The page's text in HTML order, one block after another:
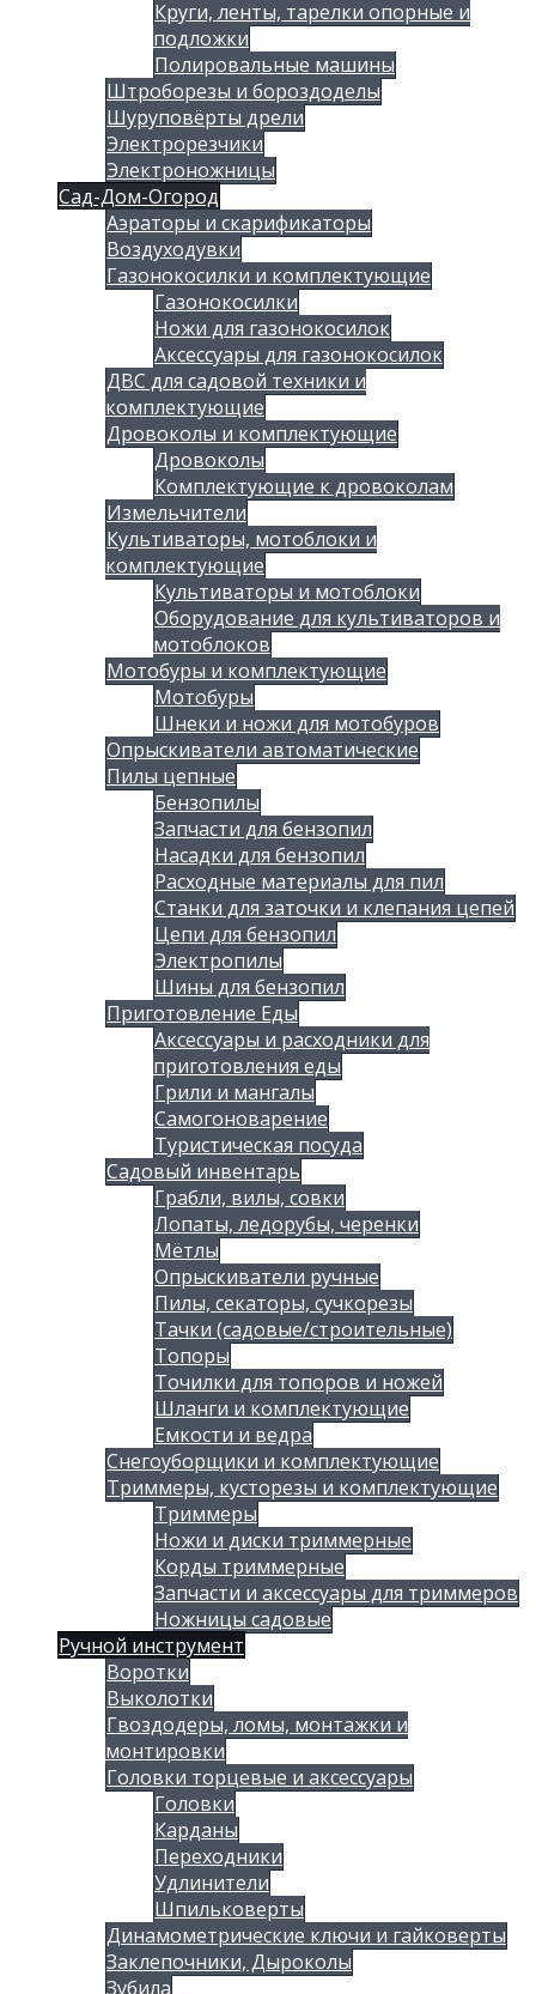
Круги, ленты, тарелки опорные и
подложки
Полировальные машины
Штроборезы и бороздоделы
Шуруповёрты дрели
Электрорезчики
Электроножницы
Сад-Дом-Огород
Аэраторы и скарификаторы
Воздуходувки
Газонокосилки и комплектующие
Газонокосилки
Ножи для газонокосилок
Аксессуары для газонокосилок
ДВС для садовой техники и
комплектующие
Дровоколы и комплектующие
Дровоколы
Комплектующие к дровоколам
Измельчители
Культиваторы, мотоблоки и
комплектующие
Культиваторы и мотоблоки
Оборудование для культиваторов и
мотоблоков
Мотобуры и комплектующие
Мотобуры
Шнеки и ножи для мотобуров
Опрыскиватели автоматические
Пилы цепные
Бензопилы
Запчасти для бензопил
Насадки для бензопил
Расходные материалы для пил
Станки для заточки и клепания цепей
Цепи для бензопил
Электропилы
Шины для бензопил
Приготовление Еды
Аксессуары и расходники для
приготовления еды
Грили и мангалы
Самогоноварение
Туристическая посуда
Садовый инвентарь
Грабли, вилы, совки
Лопаты, ледорубы, черенки
Мётлы
Опрыскиватели ручные
Пилы, секаторы, сучкорезы
Тачки (садовые/строительные)
Топоры
Точилки для топоров и ножей
Шланги и комплектующие
Емкости и ведра
Снегоуборщики и комплектующие
Триммеры, кусторезы и комплектующие
Триммеры
Ножи и диски триммерные
Корды триммерные
Запчасти и аксессуары для триммеров
Ножницы садовые
Ручной инструмент
Воротки
Выколотки
Гвоздодеры, ломы, монтажки и
монтировки
Головки торцевые и аксессуары
Головки
Карданы
Переходники
Удлинители
Шпильковерты
Динамометрические ключи и гайковерты
Заклепочники, Дыроколы
Зубила